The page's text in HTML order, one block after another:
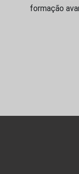
formação